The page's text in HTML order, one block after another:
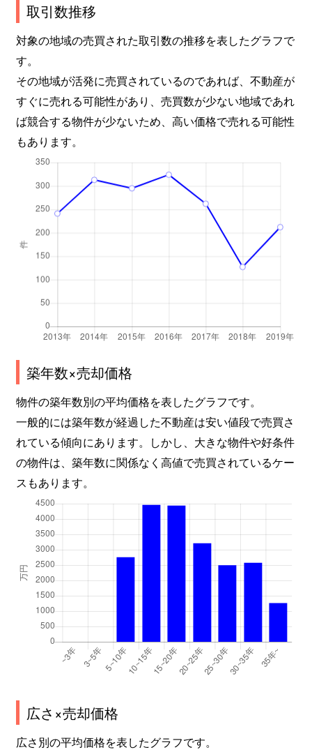
取引数推移
対象の地域の売買された取引数の推移を表したグラフで
す。
その地域が活発に売買されているのであれば、不動産が
すぐに売れる可能性があり、売買数が少ない地域であれ
ば競合する物件が少ないため、高い価格で売れる可能性
もあります。
築年数×売却価格
物件の築年数別の平均価格を表したグラフです。
一般的には築年数が経過した不動産は安い値段で売買さ
れている傾向にあります。しかし、大きな物件や好条件
の物件は、築年数に関係なく高値で売買されているケー
スもあります。
広さ×売却価格
広さ別の平均価格を表したグラフです。